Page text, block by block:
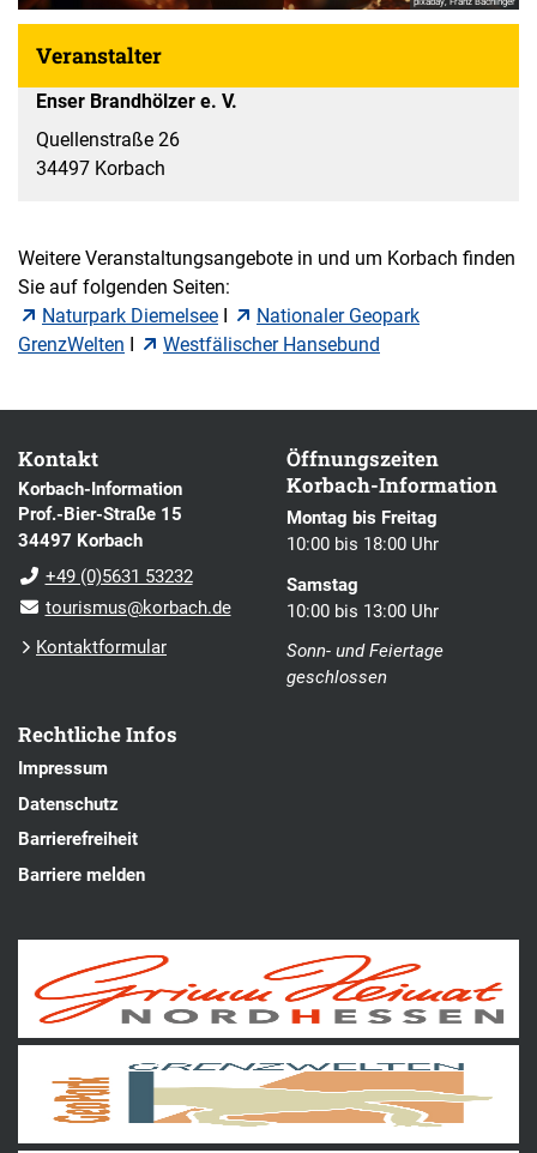
Veranstalter
Enser Brandhölzer e. V.
Quellenstraße 26
34497 Korbach
Weitere Veranstaltungsangebote in und um Korbach finden
Sie auf folgenden Seiten:
Naturpark Diemelsee I
Nationaler Geopark
GrenzWelten I Westfälischer Hansebund
Kontakt
Korbach-Information
Prof.-Bier-Straße 15
34497 Korbach
+49 (0)5631 53232
tourismus@korbach.de
Kontaktformular
Öffnungszeiten
Korbach-Information
Montag bis Freitag
10:00 bis 18:00 Uhr
Samstag
10:00 bis 13:00 Uhr
Sonn- und Feiertage
geschlossen
Rechtliche Infos
Impressum
Datenschutz
Barrierefreiheit
Barriere melden